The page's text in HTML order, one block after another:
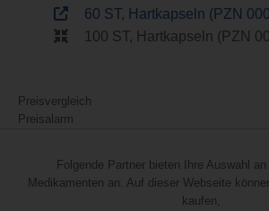
60 ST, Hartkapseln (PZN
100 ST, Hartkapseln (PZN
Preisvergleich
Preisalarm
Folgende Partner bieten Ihre Auswahl
Medikamenten an. Auf dieser Webseite
kaufen,